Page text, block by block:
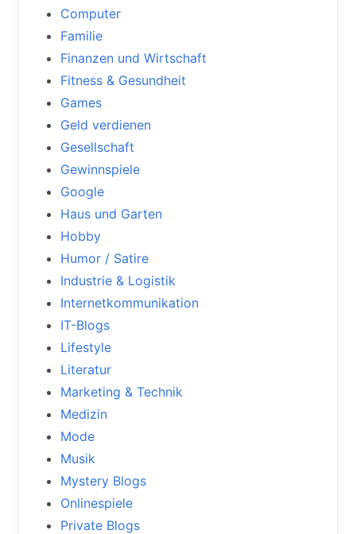
Computer
Familie
Finanzen und Wirtschaft
Fitness & Gesundheit
Games
Geld verdienen
Gesellschaft
Gewinnspiele
Google
Haus und Garten
Hobby
Humor / Satire
Industrie & Logistik
Internetkommunikation
IT-Blogs
Lifestyle
Literatur
Marketing & Technik
Medizin
Mode
Musik
Mystery Blogs
Onlinespiele
Private Blogs